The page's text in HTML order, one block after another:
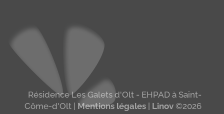
Résidence Les Galets d'Olt - EHPAD à Saint-
Côme-d'Olt | Mentions légales Linov ©2026